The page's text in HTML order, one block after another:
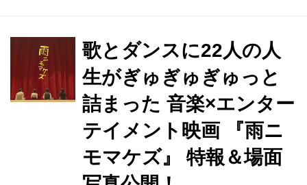
なりました。 公開される予告編は、注
目の若手俳優から脇を固めるベテラン
勢22名が登場する豪華な映像となって
います。 亡くなった音楽家の息子・タ
ツヤ（諏訪珠理）がスポットライトを
浴び、黒人霊歌『アメイジング・グレ
イス』が流れる中メモリアルパーティ
の舞台裏で起こる数々の出来事。 ミナ
歌とダンスに22人の人
生がぎゅぎゅぎゅっと
詰まった 音楽×エンター
テイメント映画 『雨ニ
モマケズ』 特報＆場面